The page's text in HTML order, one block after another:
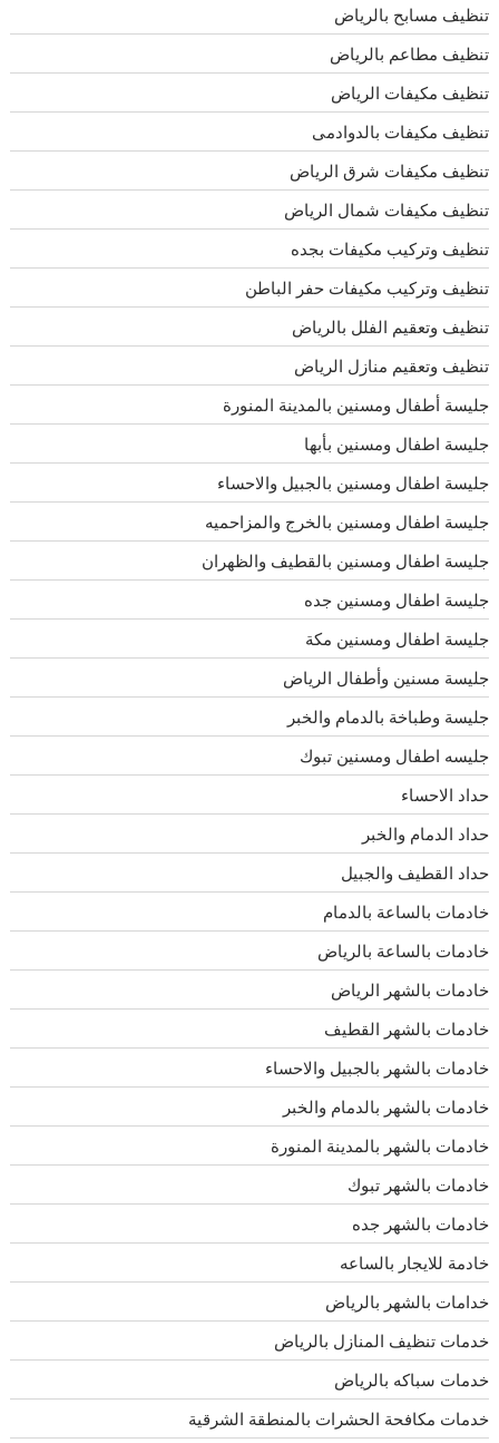
تنظيف مسابح بالرياض
تنظيف مطاعم بالرياض
تنظيف مكيفات الرياض
تنظيف مكيفات بالدوادمى
تنظيف مكيفات شرق الرياض
تنظيف مكيفات شمال الرياض
تنظيف وتركيب مكيفات بجده
تنظيف وتركيب مكيفات حفر الباطن
تنظيف وتعقيم الفلل بالرياض
تنظيف وتعقيم منازل الرياض
جليسة أطفال ومسنين بالمدينة المنورة
جليسة اطفال ومسنين بأبها
جليسة اطفال ومسنين بالجبيل والاحساء
جليسة اطفال ومسنين بالخرج والمزاحميه
جليسة اطفال ومسنين بالقطيف والظهران
جليسة اطفال ومسنين جده
جليسة اطفال ومسنين مكة
جليسة مسنين وأطفال الرياض
جليسة وطباخة بالدمام والخبر
جليسه اطفال ومسنين تبوك
حداد الاحساء
حداد الدمام والخبر
حداد القطيف والجبيل
خادمات بالساعة بالدمام
خادمات بالساعة بالرياض
خادمات بالشهر الرياض
خادمات بالشهر القطيف
خادمات بالشهر بالجبيل والاحساء
خادمات بالشهر بالدمام والخبر
خادمات بالشهر بالمدينة المنورة
خادمات بالشهر تبوك
خادمات بالشهر جده
خادمة للايجار بالساعه
خدامات بالشهر بالرياض
خدمات تنظيف المنازل بالرياض
خدمات سباكه بالرياض
خدمات مكافحة الحشرات بالمنطقة الشرقية